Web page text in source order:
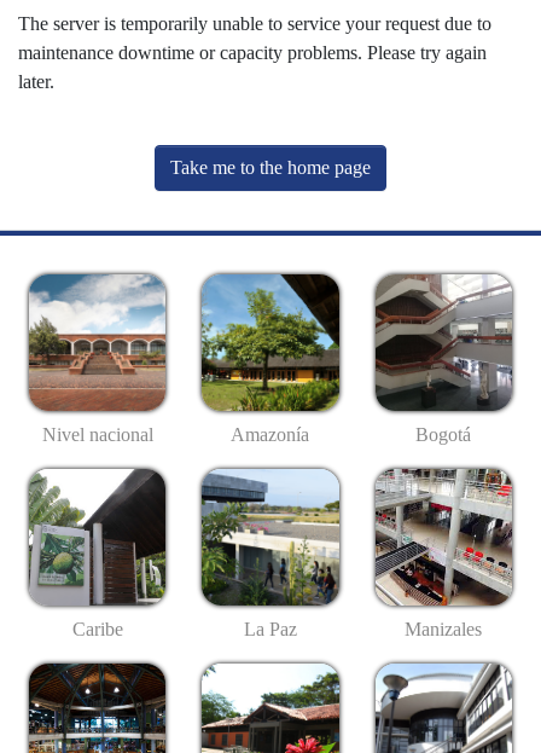
The server is temporarily unable to service your request due to
maintenance downtime or capacity problems. Please try again
later.
Take me to the home page
Nivel nacional Amazonía Bogotá
Caribe La Paz Manizales